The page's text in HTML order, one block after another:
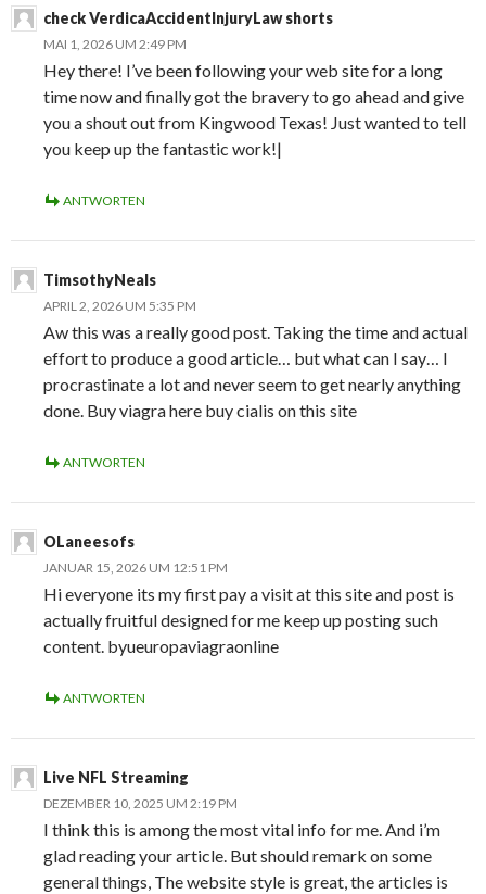
check VerdicaAccidentInjuryLaw shorts
MAI 1, 2026 UM 2:49 PM
Hey there! I’ve been following your web site for a long
time now and finally got the bravery to go ahead and give
you a shout out from Kingwood Texas! Just wanted to tell
you keep up the fantastic work!|
ANTWORTEN
TimsothyNeals
APRIL 2, 2026 UM 5:35 PM
Aw this was a really good post. Taking the time and actual
effort to produce a good article… but what can I say… I
procrastinate a lot and never seem to get nearly anything
done. Buy viagra here buy cialis on this site
ANTWORTEN
OLaneesofs
JANUAR 15, 2026 UM 12:51 PM
Hi everyone its my first pay a visit at this site and post is
actually fruitful designed for me keep up posting such
content. byueuropaviagraonline
ANTWORTEN
Live NFL Streaming
DEZEMBER 10, 2025 UM 2:19 PM
I think this is among the most vital info for me. And i’m
glad reading your article. But should remark on some
general things, The website style is great, the articles is